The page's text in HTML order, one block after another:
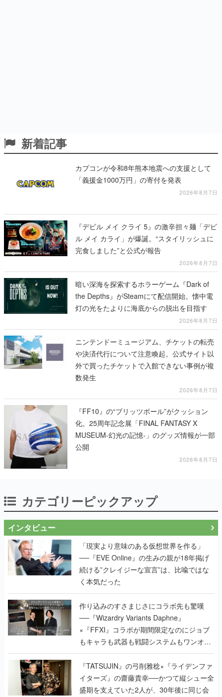
新着記事
カプコンが令和8年熊本地震への支援として
「義援金1000万円」の寄付を発表
2026年8月7日
『デビル メイ クライ 5』の激辛担々麺「デビ
ル メイ カライ」が爆誕。“スタイリッシュに
完食しました”と公式が報告
2026年8月7日
暗い深海を探索するホラーゲーム『Dark of
the Depths』がSteamにて配信開始。懐中電
灯の光をたよりに海底からの脱出を目指す
2026年8月7日
ニンテンドーミュージアム、チケットの転売
や決済代行について注意喚起。公式サイト以
外で買ったチケットで入館できない事例が複
数発生
2026年8月7日
『FF10』の“ブリッツボール”がクッション
化。25周年記念展「FINAL FANTASY X
MUSEUM-幻光の記憶-」のグッズ情報が一部
公開
2026年8月7日
カテゴリーピックアップ
インタビュー
「現実より意味のある仮想世界を作る」
──『EVE Online』の生みの親が18年掲げ
続ける”クレイジーな宣言”は、比喩ではな
く本気だった
作り込みのすさまじさにコラボ先も驚嘆
──『Wizardry Variants Daphne』
×『FFXI』コラボが期間限定なのにジョブ
もキャラも武器も戦闘システムもワンオフ
で作り込まれた理由を両ディレクターに聞
く
『TATSUJIN』の弓削雅稔×『ライデンファ
イターズ』の齋藤貴幸──かつて縦シュー全
盛期を支えていた2人が、30年後に同じ会